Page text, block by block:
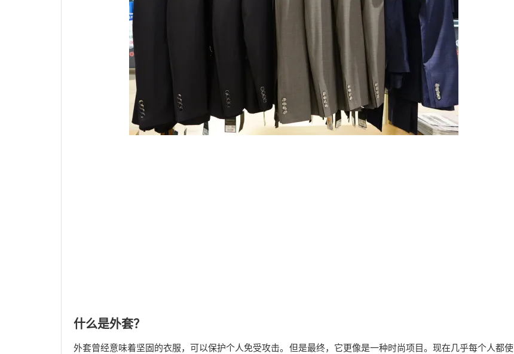
什么是外套？
外套曾经意味着坚固的衣服，可以保护个人免受攻击。但是最终，它更像是一种时尚项目。现在几乎每个人都使